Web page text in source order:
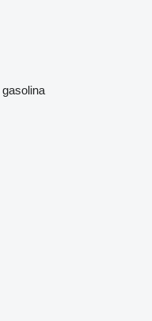
gasolina